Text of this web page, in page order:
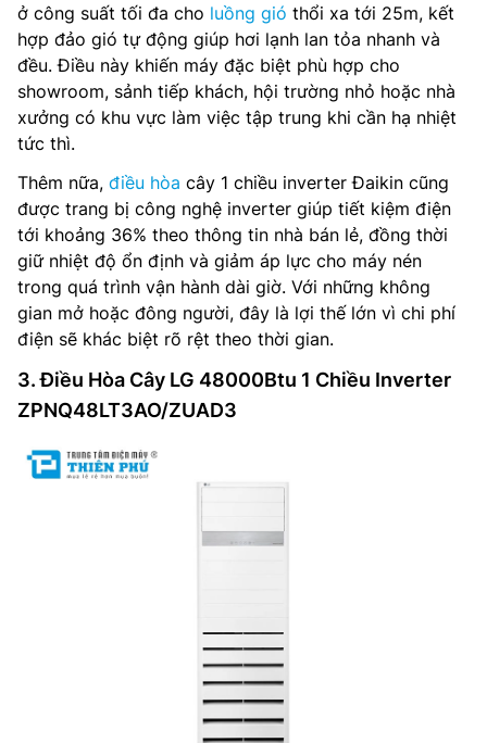
ở công suất tối đa cho luồng gió thổi xa tới 25m, kết
hợp đảo gió tự động giúp hơi lạnh lan tỏa nhanh và
đều. Điều này khiến máy đặc biệt phù hợp cho
showroom, sảnh tiếp khách, hội trường nhỏ hoặc nhà
xưởng có khu vực làm việc tập trung khi cần hạ nhiệt
tức thì.
Thêm nữa, điều hòa cây 1 chiều inverter Đaikin cũng
được trang bị công nghệ inverter giúp tiết kiệm điện
tới khoảng 36% theo thông tin nhà bán lẻ, đồng thời
giữ nhiệt độ ổn định và giảm áp lực cho máy nén
trong quá trình vận hành dài giờ. Với những không
gian mở hoặc đông người, đây là lợi thế lớn vì chi phí
điện sẽ khác biệt rõ rệt theo thời gian.
3. Điều Hòa Cây LG 48000Btu 1 Chiều Inverter
ZPNQ48LT3AO/ZUAD3